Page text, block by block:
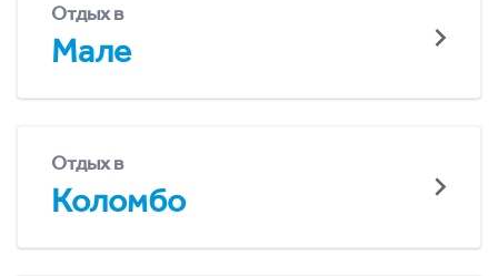
Отдых в
Мале
Отдых в
Коломбо